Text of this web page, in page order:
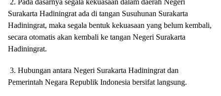
Surakarta Hadiningrat ada di tangan Susuhunan Surakarta
Hadiningrat, maka segala bentuk kekuasaan yang belum kembali,
secara otomatis akan kembali ke tangan Negeri Surakarta
Hadiningrat.
3. Hubungan antara Negeri Surakarta Hadiningrat dan
Pemerintah Negara Republik Indonesia bersifat langsung.